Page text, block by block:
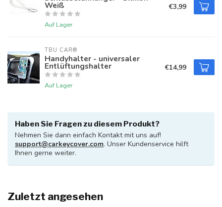
Weiß
Auf Lager
€3,99
TBU CAR®
Handyhalter - universaler
Entlüftungshalter
Auf Lager
€14,99
Haben Sie Fragen zu diesem Produkt?
Nehmen Sie dann einfach Kontakt mit uns auf!
support@carkeycover.com. Unser Kundenservice hilft
Ihnen gerne weiter.
Zuletzt angesehen